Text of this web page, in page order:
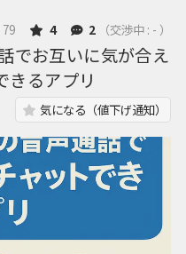
79 4 2 （交渉中 : - ）
でお互いに気が合え
きるアプリ
気になる（値下げ通知）